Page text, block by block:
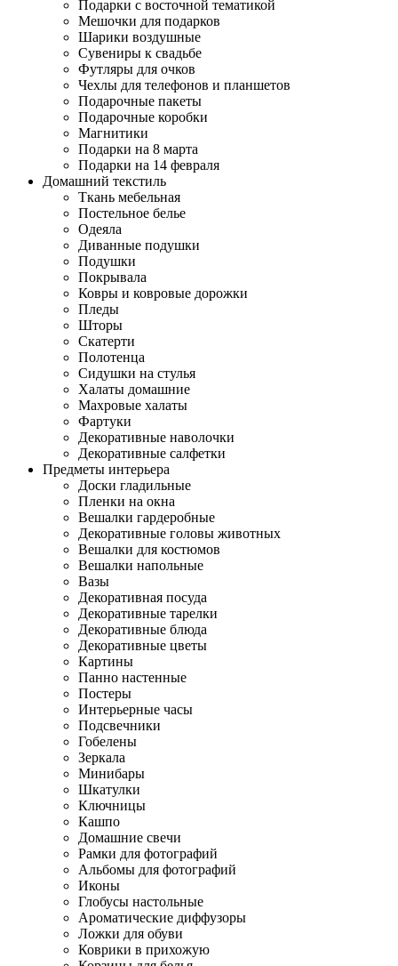
Подарки с восточной тематикой
Мешочки для подарков
Шарики воздушные
Сувениры к свадьбе
Футляры для очков
Чехлы для телефонов и планшетов
Подарочные пакеты
Подарочные коробки
Магнитики
Подарки на 8 марта
Подарки на 14 февраля
Домашний текстиль
Ткань мебельная
Постельное белье
Одеяла
Диванные подушки
Подушки
Покрывала
Ковры и ковровые дорожки
Пледы
Шторы
Скатерти
Полотенца
Сидушки на стулья
Халаты домашние
Махровые халаты
Фартуки
Декоративные наволочки
Декоративные салфетки
Предметы интерьера
Доски гладильные
Пленки на окна
Вешалки гардеробные
Декоративные головы животных
Вешалки для костюмов
Вешалки напольные
Вазы
Декоративная посуда
Декоративные тарелки
Декоративные блюда
Декоративные цветы
Картины
Панно настенные
Постеры
Интерьерные часы
Подсвечники
Гобелены
Зеркала
Минибары
Шкатулки
Ключницы
Кашпо
Домашние свечи
Рамки для фотографий
Альбомы для фотографий
Иконы
Глобусы настольные
Ароматические диффузоры
Ложки для обуви
Коврики в прихожую